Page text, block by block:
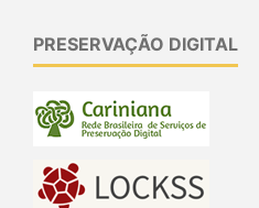
PRESERVAÇÃO DIGITAL